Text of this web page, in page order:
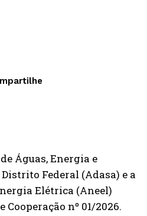
Águas, Energia e
Federal (Adasa) e a
Elétrica (Aneel)
nº 01/2026.